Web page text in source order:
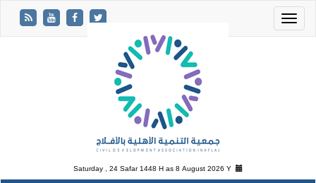
Saturday , 24 Safar 1448 H as8 August 2026 Y